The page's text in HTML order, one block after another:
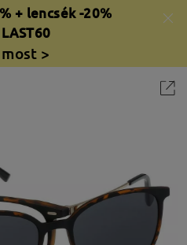
+ lencsék -20%
LAST60
>